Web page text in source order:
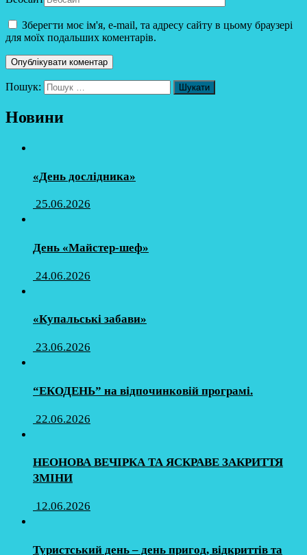
Зберегти моє ім'я, e-mail, та адресу сайту в цьому браузері
для моїх подальших коментарів.
Пошук:
Новини
«День дослідника»
25.06.2026
День «Майстер-шеф»
24.06.2026
«Купальські забави»
23.06.2026
“ЕКОДЕНЬ” на відпочинковій програмі.
22.06.2026
НЕОНОВА ВЕЧІРКА ТА ЯСКРАВЕ ЗАКРИТТЯ
ЗМІНИ
12.06.2026
Туристський день – день пригод, відкриттів та